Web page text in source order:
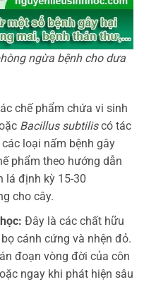
ngừa bệnh cho dưa
chế phẩm chứa vi sinh
Bacillus subtiliscó tác
loại nấm bệnh gây
phẩm theo hướng dẫn
lá định kỳ 15-30
cho cây.
Đây là các chất hữu
cánh cứng và nhện đỏ.
đoạn vòng đời của côn
ngay khi phát hiện sâu